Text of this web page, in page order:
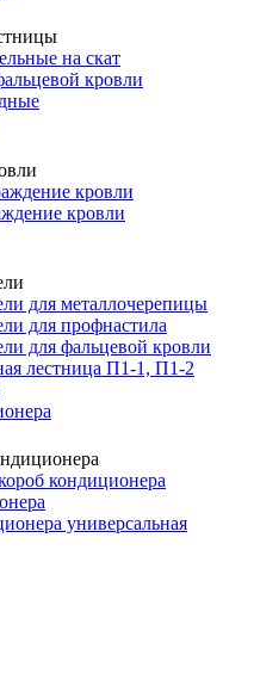
на скат
кровли
кровли
кровли
для металлочерепицы
для профнастила
для фальцевой кровли
лестница П1-1, П1-2
кондиционера
универсальная